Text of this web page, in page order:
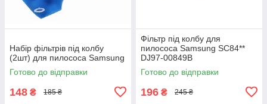
Набір фільтрів під колбу
(2шт) для пилососа Samsung
Готово до відправки
148 ₴ 185 ₴
Фільтр під колбу для
пилососа Samsung SC84**
DJ97-00849B
Готово до відправки
196 ₴ 245 ₴